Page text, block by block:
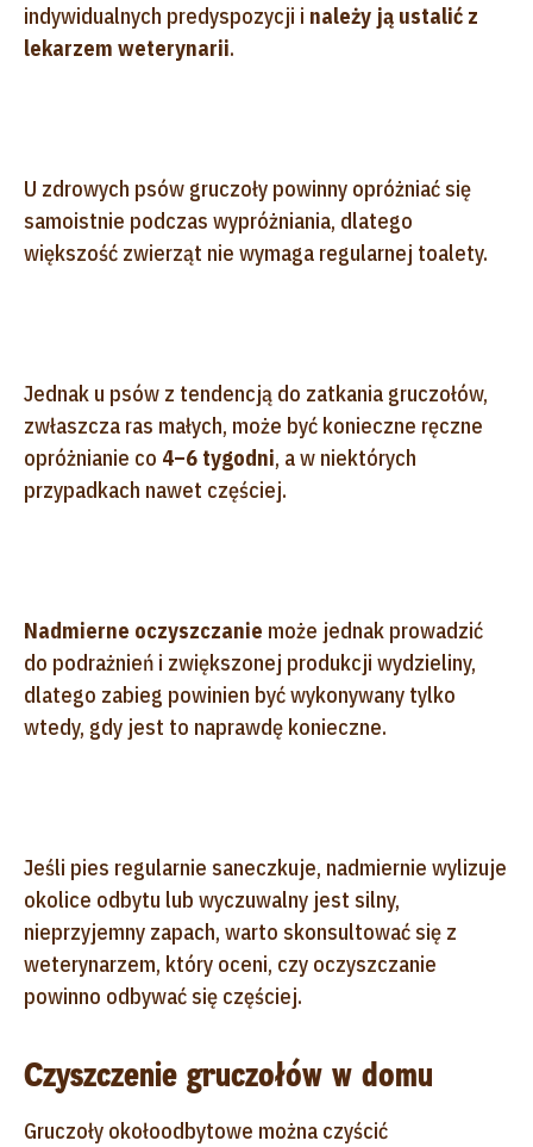
indywidualnych predyspozycji i należy ją ustalić z
lekarzem weterynarii.
U zdrowych psów gruczoły powinny opróżniać się
samoistnie podczas wypróżniania, dlatego
większość zwierząt nie wymaga regularnej toalety.
Jednak u psów z tendencją do zatkania gruczołów,
zwłaszcza ras małych, może być konieczne ręczne
opróżnianie co 4–6 tygodni, a w niektórych
przypadkach nawet częściej.
Nadmierne oczyszczanie może jednak prowadzić
do podrażnień i zwiększonej produkcji wydzieliny,
dlatego zabieg powinien być wykonywany tylko
wtedy, gdy jest to naprawdę konieczne.
Jeśli pies regularnie saneczkuje, nadmiernie wylizuje
okolice odbytu lub wyczuwalny jest silny,
nieprzyjemny zapach, warto skonsultować się z
weterynarzem, który oceni, czy oczyszczanie
powinno odbywać się częściej.
Czyszczenie gruczołów w domu
Gruczoły okołoodbytowe można czyścić